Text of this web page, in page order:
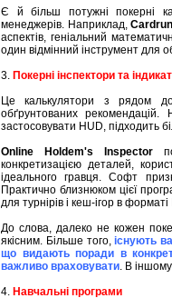
Є й більш потужні покерні
менеджерів. Наприклад,
аспектів, геніальний
один відмінний інструмент для
3. Покерні інспектори та
Це калькулятори з рядом
обґрунтованих
застосовувати HUD, підходить
Online Holdem's Inspector
конкретизацією деталей,
ідеального гравця. Софт
Практично близнюком цієї
для турнірів і кеш-ігор в
До слова, далеко не кожен
якісним. Більше того,існують
що видають поради в
важливо враховувати. В
4. Навчальні програми